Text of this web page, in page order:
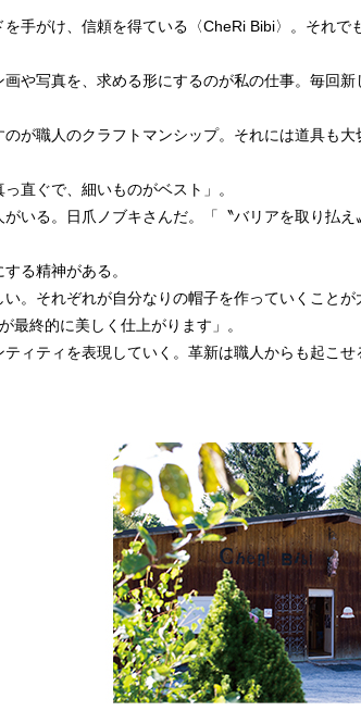
手がけ、信頼を得ている〈CheRi Bibi〉。それで
や写真を、求める形にするのが私の仕事。毎回
が職人のクラフトマンシップ。それには道具も
直ぐで、細いものがベスト」。
いる。日爪ノブキさんだ。「〝バリアを取り払
る精神がある。
。それぞれが自分なりの帽子を作っていくこと
最終的に美しく仕上がります」。
ィティを表現していく。革新は職人からも起こせ